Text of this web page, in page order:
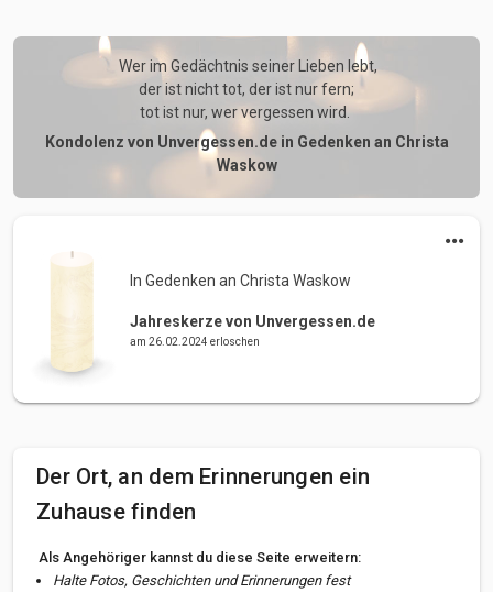
Wer im Gedächtnis seiner Lieben lebt,
der ist nicht tot, der ist nur fern;
tot ist nur, wer vergessen wird.
Kondolenz von Unvergessen.de in Gedenken an Christa
Waskow
In Gedenken an Christa Waskow
Jahreskerze von Unvergessen.de
am 26.02.2024 erloschen
Der Ort, an dem Erinnerungen ein
Zuhause finden
Als Angehöriger kannst du diese Seite erweitern:
Halte Fotos, Geschichten und Erinnerungen fest